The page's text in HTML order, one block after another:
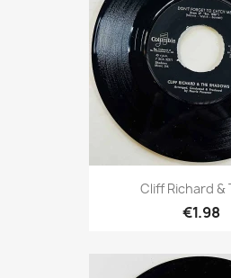
Cliff Richard &
€1.98